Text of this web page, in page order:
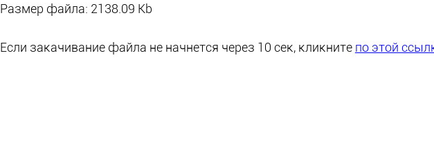
Размер файла: 2138.09 Kb
Если закачивание файла не начнется через 10 сек, кликните по этой